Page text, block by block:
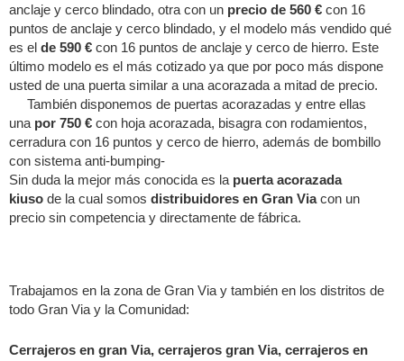
anclaje y cerco blindado, otra con un precio de 560 € con 16
puntos de anclaje y cerco blindado, y el modelo más vendido qué
es el de 590 € con 16 puntos de anclaje y cerco de hierro. Este
último modelo es el más cotizado ya que por poco más dispone
usted de una puerta similar a una acorazada a mitad de precio.
También disponemos de puertas acorazadas y entre ellas
una por 750 € con hoja acorazada, bisagra con rodamientos,
cerradura con 16 puntos y cerco de hierro, además de bombillo
con sistema anti-bumping-
Sin duda la mejor más conocida es la puerta acorazada
kiuso de la cual somos distribuidores en Gran Viacon un
precio sin competencia y directamente de fábrica.
Trabajamos en la zona de Gran Via y también en los distritos de
todo Gran Via y la Comunidad:
Cerrajeros en gran Via, cerrajeros gran Via, cerrajeros en